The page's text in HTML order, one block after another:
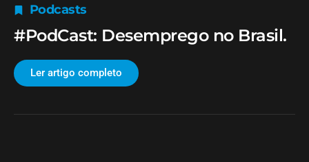
Podcasts
#PodCast: Desemprego no Brasil.
Ler artigo completo